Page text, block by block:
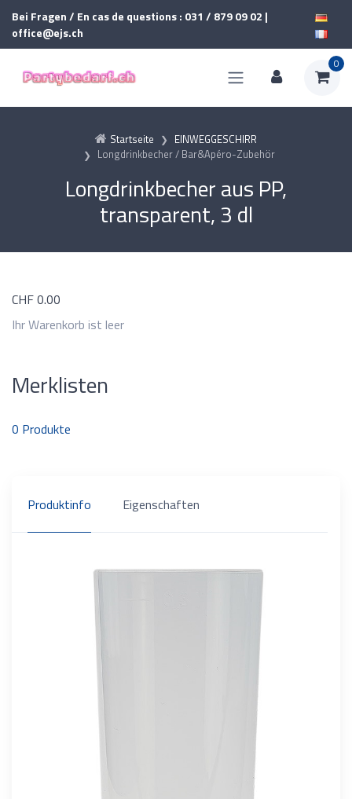
Bei Fragen / En cas de questions : 031 / 879 09 02 |
office@ejs.ch
0
Startseite
EINWEGGESCHIRR
Longdrinkbecher / Bar&Apéro-Zubehör
Longdrinkbecher aus PP,
transparent, 3 dl
CHF0.00
Ihr Warenkorb ist leer
Merklisten
0 Produkte
Produktinfo Eigenschaften